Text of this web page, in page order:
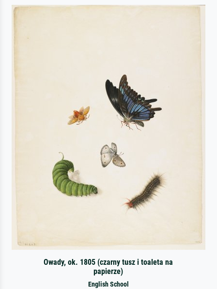
Owady, ok. 1805 (czarny tusz i toaleta na
papierze)
English School